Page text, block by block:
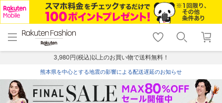
menu home
トップ
shopping_cart lock_outline
ログイン
3,980円(税込)以上のお買い物で送料無料！
熊本県を中心とする地震の影響による配送遅延のお知らせ